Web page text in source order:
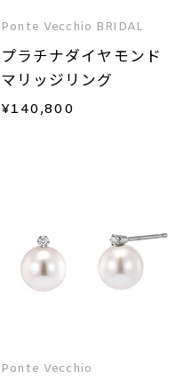
Ponte Vecchio BRIDAL
プラチナダイヤモンド
マリッジリング
¥140,800
Ponte Vecchio